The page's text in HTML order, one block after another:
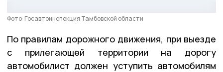
Фото: Госавтоинспекция Тамбовской области
По правилам дорожного движения, при выезде
с прилегающей территории на дорогу
автомобилист должен уступить автомобилям